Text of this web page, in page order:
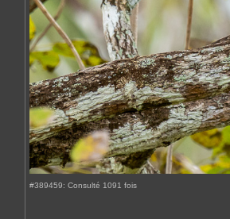
#389459: Consulté 1091 fois